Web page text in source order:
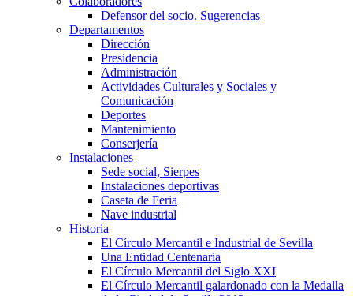
Defensor del socio. Sugerencias
Departamentos
Dirección
Presidencia
Administración
Actividades Culturales y Sociales y
Comunicación
Deportes
Mantenimiento
Conserjería
Instalaciones
Sede social, Sierpes
Instalaciones deportivas
Caseta de Feria
Nave industrial
Historia
El Círculo Mercantil e Industrial de Sevilla
Una Entidad Centenaria
El Círculo Mercantil del Siglo XXI
El Círculo Mercantil galardonado con la Medalla